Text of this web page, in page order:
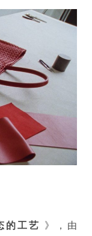
的工艺 》，由